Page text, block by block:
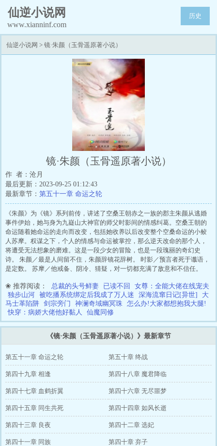
仙逆小说网
www.xianninf.com
历史
仙逆小说网 > 镜·朱颜（玉骨遥原著小说）
镜·朱颜（玉骨遥原著小说）
作 者：沧月
最后更新：2023-09-25 01:12:43
最新章节： 第五十一章 命运之轮
《朱颜》为《镜》系列前传，讲述了空桑王朝赤之一族的郡主朱颜从逃婚
事件伊始，她与身为九嶷山大神官的师父时影间的情感纠葛。空桑王朝的
命运随着她命运的走向而改变，包括她收养以后改变整个空桑命运的小鲛
人苏摩。权谋之下，个人的情感与命运被掌控，那么逆天改命的那个人，
将遭受无法想象的磨难。这是一段少女的冒险，也是一段瑰丽的奇幻史
诗。 朱颜／最是人间留不住，朱颜辞镜花辞树。 时影／预言者死于谶语，
是定数。 苏摩／他戒备、阴冷、猜疑，对一切都充满了敌意和不信任。
❀ 推荐阅读： 总裁的头号鲜妻 已读不回
女尊：全能大佬在线宠夫
独步山河 被吃播系统绑定后我成了万人迷 深海流窜日记[异世]
大
马士革陷阱 剑宗旁门 神澜奇域幽冥珠 怎么办!大家都想抱我大腿!
快穿：病娇大佬他好黏人
仙魔同修
《镜·朱颜（玉骨遥原著小说）》最新章节
第五十一章 命运之轮 第五十章 终战
第四十九章 相逢 第四十八章 魔君降临
第四十七章 血鹤折翼 第四十六章 无尽噩梦
第四十五章 同生共死 第四十四章 如风长逝
第四十三章 良夜 第四十二章 选妃
第四十一章 同族 第四十章 弃子